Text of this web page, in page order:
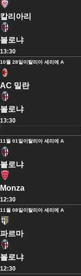
칼리아리
볼로냐
13:30
10월 28일이탈리아 세리에 A
AC 밀란
볼로냐
13:30
11월 01일이탈리아 세리에 A
볼로냐
Monza
12:30
11월 08일이탈리아 세리에 A
파르마
볼로냐
12:30